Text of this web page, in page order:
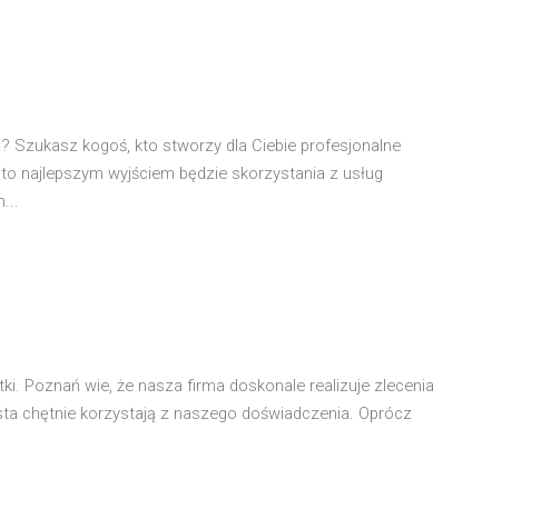
Szukasz kogoś, kto stworzy dla Ciebie profesjonalne
najlepszym wyjściem będzie skorzystania z usług
Poznań wie, że nasza firma doskonale realizuje zlecenia
chętnie korzystają z naszego doświadczenia. Oprócz